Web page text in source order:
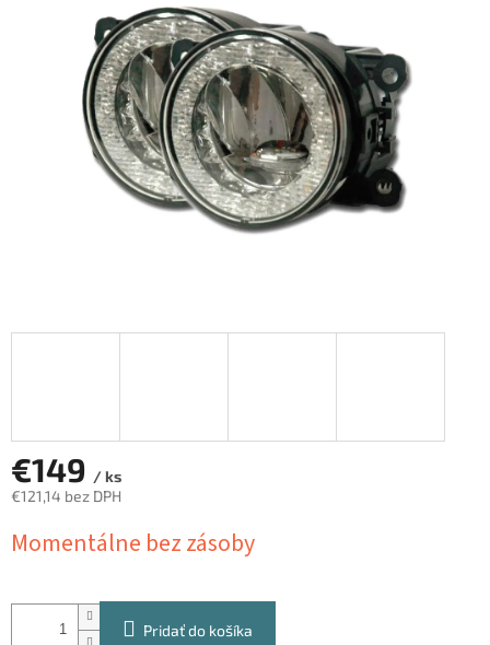
€149 / ks
€121,14 bez DPH
cena:
Momentálne bez zásoby
Pridať do košíka